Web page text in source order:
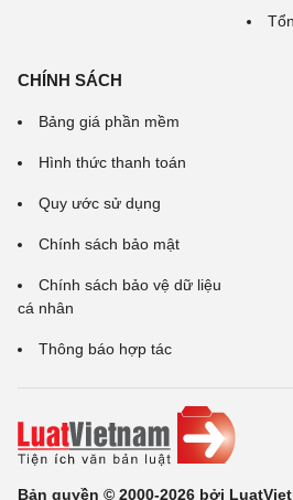
CHÍNH SÁCH
Bảng giá phần mềm
Hình thức thanh toán
Quy ước sử dụng
Chính sách bảo mật
Chính sách bảo vệ dữ liệu
cá nhân
Thông báo hợp tác
Bản quyền © 2000-2026 bởi